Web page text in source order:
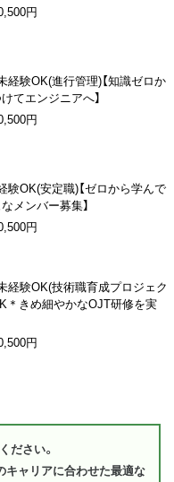
円
験OK(進行管理)【知識ゼロか
てエンジニアへ】
円
OK(安定職)【ゼロから学んで
メンバー募集】
円
経験OK(技術職育成プロジェク
＊きめ細やかなOJT研修を実
円
ださい。
キャリアに合わせた最適な